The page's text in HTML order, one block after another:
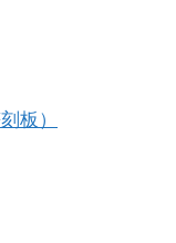
板）